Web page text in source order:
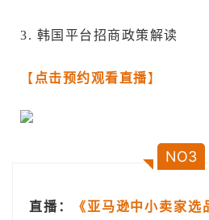
3. 韩国平台招商政策解读
【 点击预约观看直播】
NO3
直播：
《亚马逊中小卖家